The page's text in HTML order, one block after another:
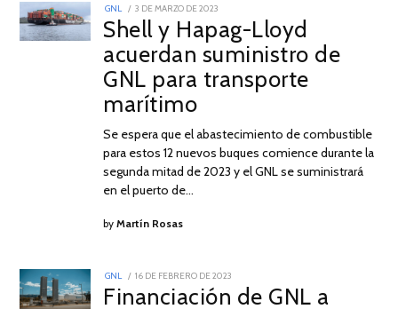
GNL
POSTED
ON
3 DE MARZO DE 2023
MARZO
DE
2023
Shell y Hapag-Lloyd
acuerdan suministro de
GNL para transporte
marítimo
Se espera que el abastecimiento de combustible
para estos 12 nuevos buques comience durante la
segunda mitad de 2023 y el GNL se suministrará
en el puerto de…
byMartín Rosas
GNL
POSTED
16 DE FEBRERO DE 2023
FEBRERO
Financiación de GNL a